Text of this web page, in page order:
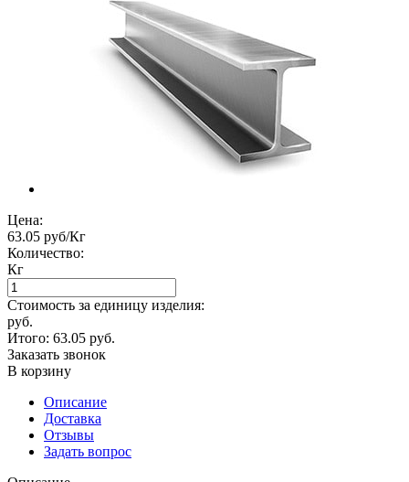
Цена:
63.05 руб/Кг
Количество:
Кг
Стоимость за единицу изделия:
руб.
Итого: 63.05 руб.
Заказать звонок
В корзину
Описание
Доставка
Отзывы
Задать вопрос